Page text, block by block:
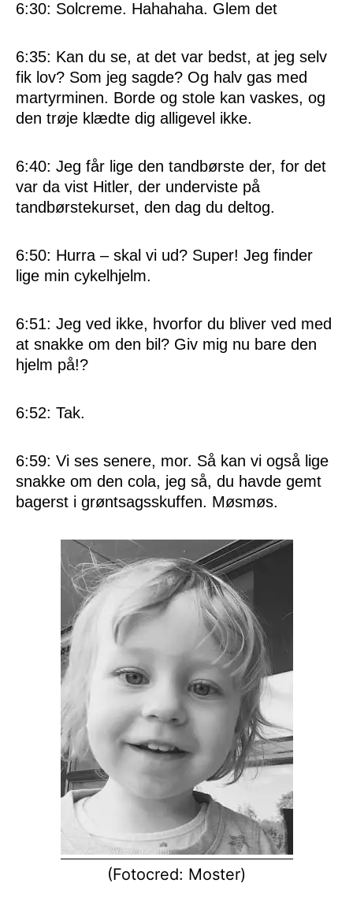
6:30: Solcreme. Hahahaha. Glem det
6:35: Kan du se, at det var bedst, at jeg selv
fik lov? Som jeg sagde? Og halv gas med
martyrminen. Borde og stole kan vaskes, og
den trøje klædte dig alligevel ikke.
6:40: Jeg får lige den tandbørste der, for det
var da vist Hitler, der underviste på
tandbørstekurset, den dag du deltog.
6:50: Hurra – skal vi ud? Super! Jeg finder
lige min cykelhjelm.
6:51: Jeg ved ikke, hvorfor du bliver ved med
at snakke om den bil? Giv mig nu bare den
hjelm på!?
6:52: Tak.
6:59: Vi ses senere, mor. Så kan vi også lige
snakke om den cola, jeg så, du havde gemt
bagerst i grøntsagsskuffen. Møsmøs.
(Fotocred: Moster)